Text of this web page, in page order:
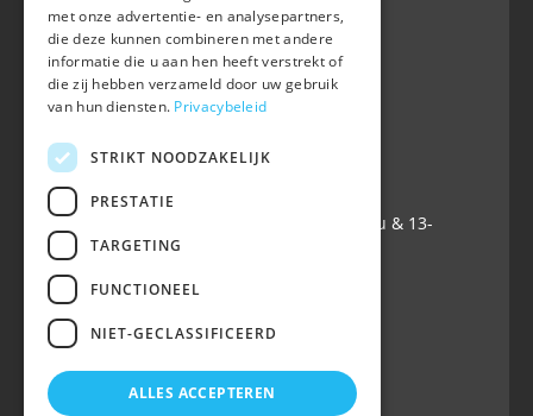
B-3050 OUD-HEVERLEE
+32 (0) 16 47 99 80
+32 (0) 16 47 99 85
info@belgian-warmblood.com
TVA BE 0410.346.424
IBAN BE40 7364 0368 4863
Ouvert tous les jours ouvrables: 9u-12u & 13-
16u
Suivez-nous sur
met onze advertentie- en analysepartners,
die deze kunnen combineren met andere
informatie die u aan hen heeft verstrekt of
die zij hebben verzameld door uw gebruik
van hun diensten. Privacybeleid
STRIKT NOODZAKELIJK
PRESTATIE
TARGETING
FUNCTIONEEL
NIET-GECLASSIFICEERD
ALLES ACCEPTEREN